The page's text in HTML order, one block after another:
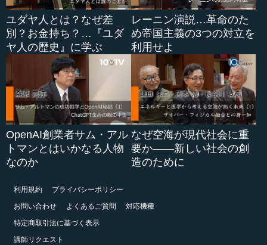
ユダヤ人とは？なぜ差
別？お金持ち？…『ユダ
ヤ人の歴史』に学ぶ
レーニン演説…革命のた
め帝国主義の3つの対立を
利用せよ
OpenAI創業者サム・アル
トマンとはいかなる人物
なのか
なぜ空海が現代社会に重
要か――新しい社会の創
造のために
利用規約
プライバシーポリシー
お問い合わせ
よくあるご質問
対応機種
特定商取引法に基づく表示
講師リクエスト